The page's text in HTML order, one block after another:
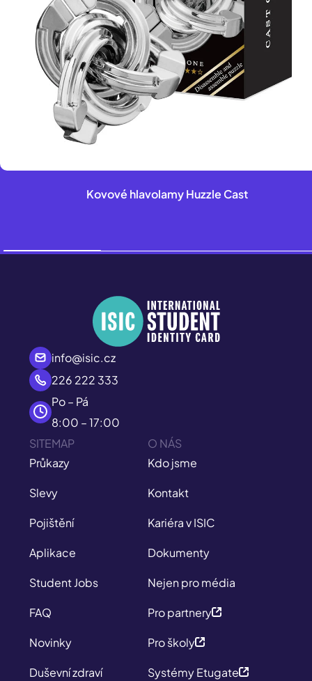
Kovové hlavolamy Huzzle Cast
info@isic.cz
226 222 333
Po – Pá
8:00 – 17:00
SITEMAP
Průkazy
Slevy
Pojištění
Aplikace
Student Jobs
FAQ
Novinky
Duševní zdraví
O NÁS
Kdo jsme
Kontakt
Kariéra v ISIC
Dokumenty
Nejen pro média
Pro partnery
Pro školy
Systémy Etugate